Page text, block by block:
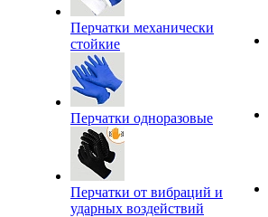
Перчатки механически
стойкие
Перчатки одноразовые
Перчатки от вибраций и
ударных воздействий